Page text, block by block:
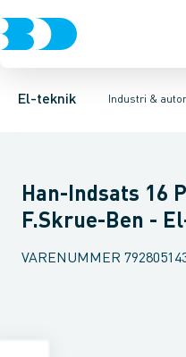
El-teknik Industri &
Afbrydere, stikkontakter
Industristiksystemer
Kapsling for industristik
Han-Indsats 16
F.Skrue-Ben -
VARENUMMER